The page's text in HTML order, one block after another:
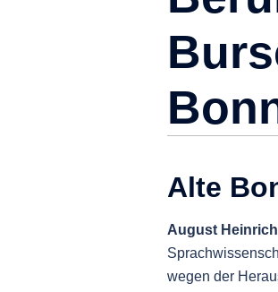
Alte
August
wegen der